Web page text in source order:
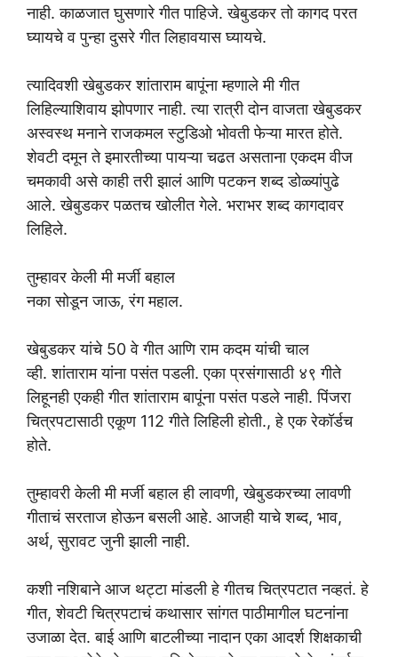
नाही. काळजात घुसणारे गीत पाहिजे. खेबुडकर तो कागद परत
घ्यायचे व पुन्हा दुसरे गीत लिहावयास घ्यायचे.
त्यादिवशी खेबुडकर शांताराम बापूंना म्हणाले मी गीत
लिहिल्याशिवाय झोपणार नाही. त्या रात्री दोन वाजता खेबुडकर
अस्वस्थ मनाने राजकमल स्टुडिओ भोवती फेऱ्या मारत होते.
शेवटी दमून ते इमारतीच्या पायऱ्या चढत असताना एकदम वीज
चमकावी असे काही तरी झालं आणि पटकन शब्द डोळ्यांपुढे
आले. खेबुडकर पळतच खोलीत गेले. भराभर शब्द कागदावर
लिहिले.
तुम्हावर केली मी मर्जी बहाल
नका सोडून जाऊ, रंग महाल.
खेबुडकर यांचे 50 वे गीत आणि राम कदम यांची चाल
व्ही. शांताराम यांना पसंत पडली. एका प्रसंगासाठी ४९ गीते
लिहूनही एकही गीत शांताराम बापूंना पसंत पडले नाही. पिंजरा
चित्रपटासाठी एकूण 112 गीते लिहिली होती., हे एक रेकॉर्डच
होते.
तुम्हावरी केली मी मर्जी बहाल ही लावणी, खेबुडकरच्या लावणी
गीताचं सरताज होऊन बसली आहे. आजही याचे शब्द, भाव,
अर्थ, सुरावट जुनी झाली नाही.
कशी नशिबाने आज थट्टा मांडली हे गीतच चित्रपटात नव्हतं. हे
गीत, शेवटी चित्रपटाचं कथासार सांगत पाठीमागील घटनांना
उजाळा देत. बाई आणि बाटलीच्या नादान एका आदर्श शिक्षकाची